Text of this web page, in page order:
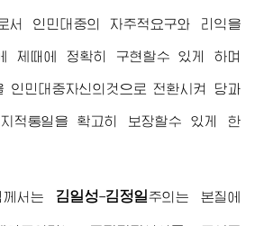
서 인민대중의 자주적요구와 리익을
제때에 정확히 구현할수 있게 하며
인민대중자신의것으로 전환시켜 당과
적통일을 확고히 보장할수 있게 한
서 는 김일성-김정일주의 는 본질에